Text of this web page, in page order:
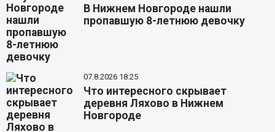
В Нижнем Новгороде нашли
пропавшую 8-летнюю девочку
07.8.2026 18:25
Что интересного скрывает
деревня Ляхово в Нижнем
Новгороде